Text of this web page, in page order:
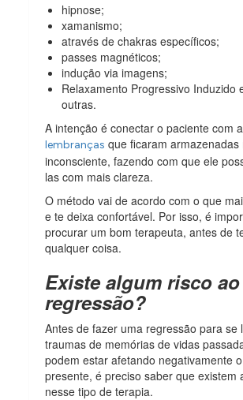
hipnose;
xamanismo;
através de chakras específicos;
passes magnéticos;
indução via imagens;
Relaxamento Progressivo Induzido
outras.
A intenção é conectar o paciente com
lembranças que ficaram armazenadas
inconsciente, fazendo com que ele
las com mais clareza.
O método vai de acordo com o que
e te deixa confortável. Por isso, é
procurar um bom terapeuta, antes de
qualquer coisa.
Existe algum risco
regressão?
Antes de fazer uma regressão para se
traumas de memórias de vidas
podem estar afetando negativamente
presente, é preciso saber que existem
nesse tipo de terapia.